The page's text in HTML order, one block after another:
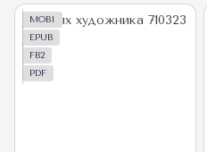
MOBI
EPUB
FB2
PDF